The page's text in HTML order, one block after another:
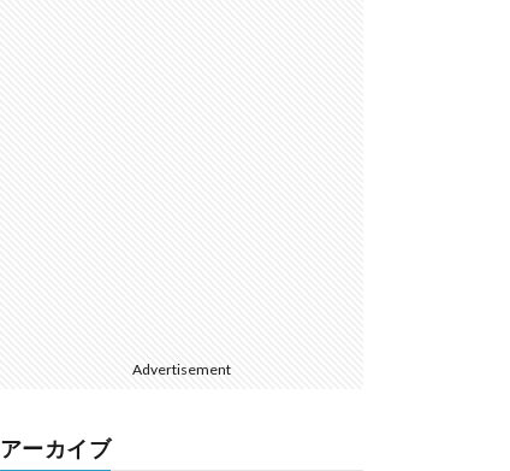
Advertisement
アーカイブ